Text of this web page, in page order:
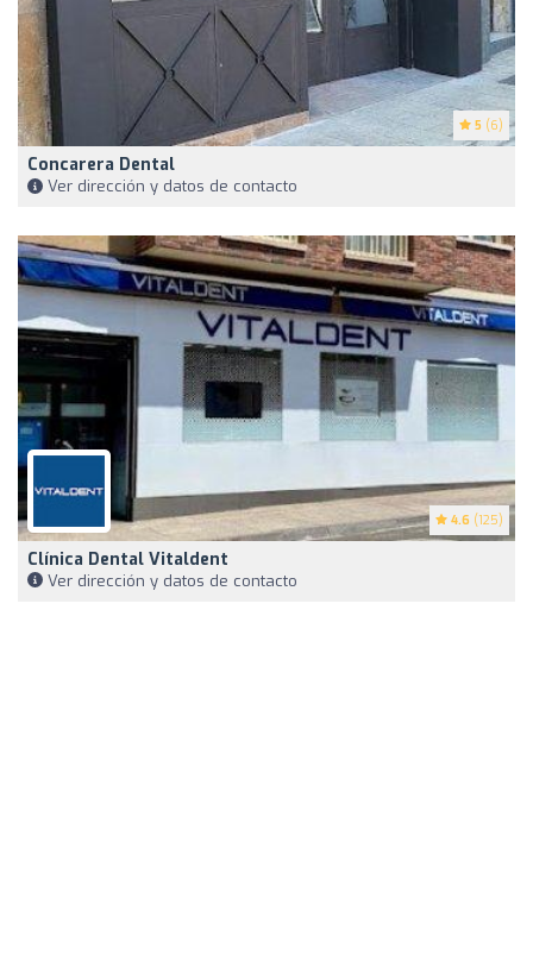
5 (6)
Concarera Dental
Ver dirección y datos de contacto
4.6 (125)
Clínica Dental Vitaldent
Ver dirección y datos de contacto